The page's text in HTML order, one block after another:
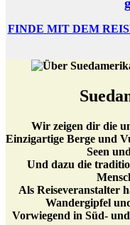
FINDE MIT DEM
Wir zeigen dir die
Einzigartige Berge und
Seen
Und dazu die
Als Reiseveranstalter
Wandergipfel
Vorwiegend in Süd-